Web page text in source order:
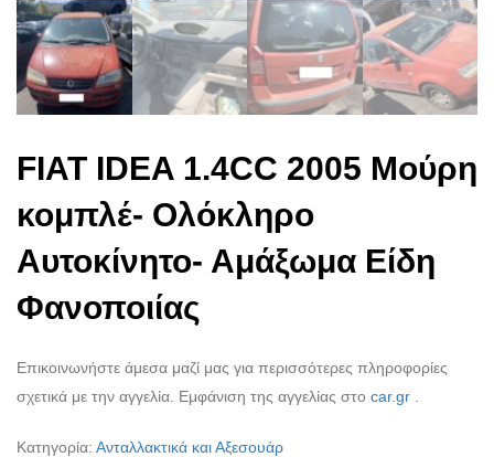
FIAT IDEA 1.4CC 2005 Μούρη
κομπλέ- Ολόκληρο
Αυτοκίνητο- Αμάξωμα Είδη
Φανοποιίας
Επικοινωνήστε άμεσα μαζί μας για περισσότερες πληροφορίες
σχετικά με την αγγελία. Εμφάνιση της αγγελίας στο car.gr
Κατηγορία: Ανταλλακτικά και Αξεσουάρ